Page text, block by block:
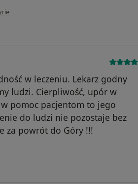
Magdalena M.
w leczeniu. Lekarz godny
ludzi. Cierpliwość, upór w
pomoc pacjentom to jego
do ludzi nie pozostaje bez
za powrót do Góry !!!